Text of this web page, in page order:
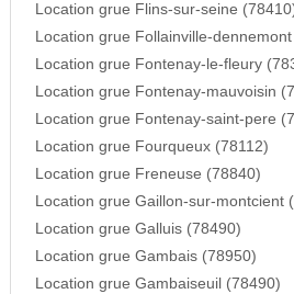
Location grue Flins-sur-seine
Location grue Follainville-
Location grue Fontenay-le-fleury
Location grue Fontenay-mauvoisin
Location grue Fontenay-saint-pere
Location grue Fourqueux (78112)
Location grue Freneuse (78840)
Location grue Gaillon-sur-montcient
Location grue Galluis (78490)
Location grue Gambais (78950)
Location grue Gambaiseuil (78490)